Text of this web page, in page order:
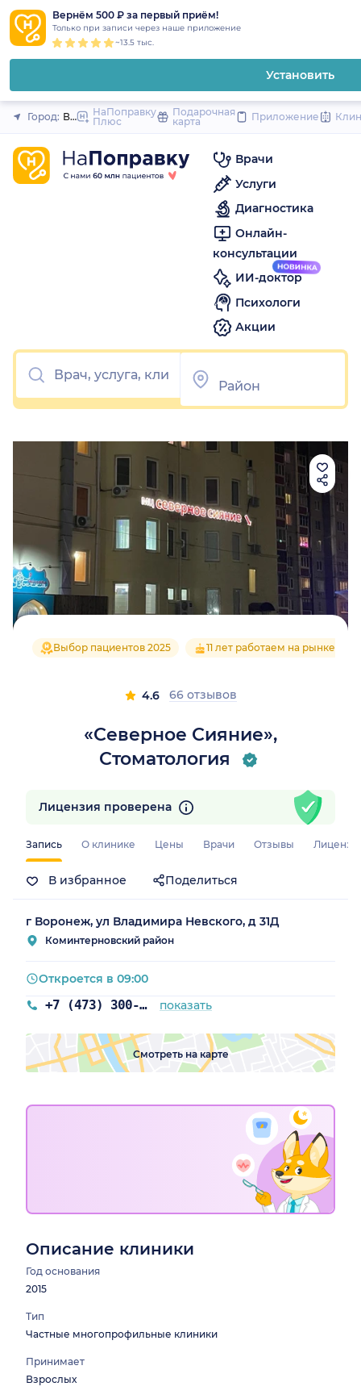
Вернём 500 ₽ за первый приём!
Только при записи через наше приложение
~13.5 тыс.
Установить
Закрыть
Город: ВоронежНаПоправку
Плюс
Подарочная
карта
Приложение
Врачи
Услуги
Диагностика
Онлайн-
консультации
ИИ-доктор
Психологи
Акции
«Северное Сияние»,
Стоматология
Выбор пациентов 2025 11 лет работаем на рынке
4.6 66 отзывов
Запись О клинике Цены Врачи Отзывы
В избранное Поделиться
Лицензия проверена
г Воронеж, ул Владимира Невского, д 31Д
Коминтерновский район
+7 (473) 300-40-30 показать
Откроется в 09:00
Смотреть на карте
Описание клиники
Год основания
2015
Тип
Частные многопрофильные клиники
Принимает
Взрослых